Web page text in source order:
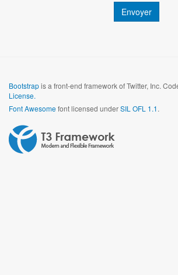
Envoyer
Bootstrapis a front-end framework of Twitter, Inc.
License.
Font Awesomefont licensed underSIL OFL 1.1.